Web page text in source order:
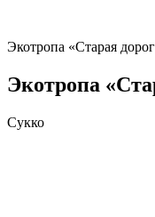
Экотропа «Старая
Экотропа
Сукко